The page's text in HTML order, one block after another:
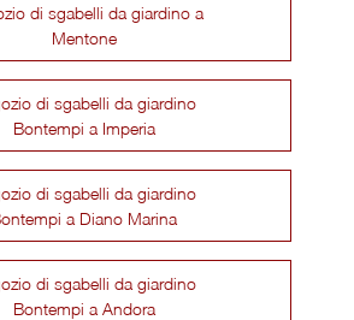
di sgabelli da giardino a
Mentone
di sgabelli da giardino
Bontempi a Imperia
di sgabelli da giardino
a Diano Marina
di sgabelli da giardino
Bontempi a Andora